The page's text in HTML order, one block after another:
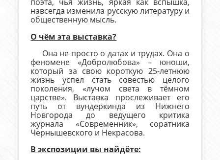
поэта, чья жизнь, яркая как вспышка,
навсегда изменила русскую литературу и
общественную мысль.
О чём эта выставка?
Она не просто о датах и трудах. Она о
феномене «Добролюбова» – юноши,
который за свою короткую 25-летнюю
жизнь успел стать совестью целого
поколения, «лучом света в тёмном
царстве». Выставка прослеживает его
путь от вундеркинда из Нижнего
Новгорода до ведущего критика
журнала «Современник», соратника
Чернышевского и Некрасова.
В экспозиции вы найдёте: